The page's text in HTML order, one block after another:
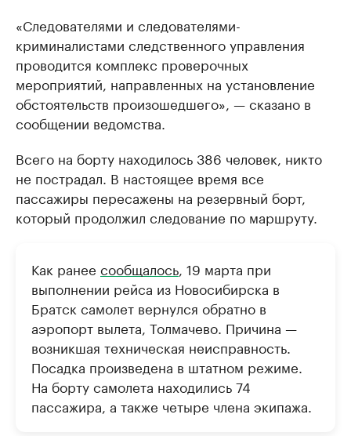
«Следователями и следователями-
криминалистами следственного управления
проводится комплекс проверочных
мероприятий, направленных на установление
обстоятельств произошедшего», — сказано в
сообщении ведомства.
Всего на борту находилось 386 человек, никто
не пострадал. В настоящее время все
пассажиры пересажены на резервный борт,
который продолжил следование по маршруту.
Как ранее сообщалось , 19 марта при
выполнении рейса из Новосибирска в
Братск самолет вернулся обратно в
аэропорт вылета, Толмачево. Причина —
возникшая техническая неисправность.
Посадка произведена в штатном режиме.
На борту самолета находились 74
пассажира, а также четыре члена экипажа.